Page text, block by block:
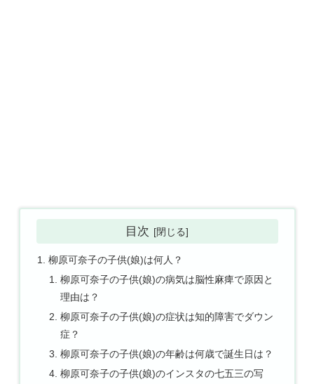
目次
柳原可奈子の子供(娘)は何人？
柳原可奈子の子供(娘)の病気は脳性麻痺で原因と
理由は？
柳原可奈子の子供(娘)の症状は知的障害でダウン
症？
柳原可奈子の子供(娘)の年齢は何歳で誕生日は？
柳原可奈子の子供(娘)のインスタの七五三の写